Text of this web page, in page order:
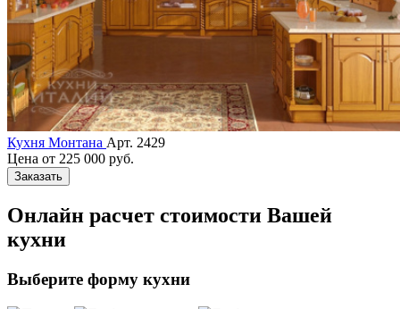
Кухня Монтана Арт. 2429
Цена от 225 000 руб.
Заказать
Онлайн расчет стоимости Вашей
кухни
Выберите форму кухни